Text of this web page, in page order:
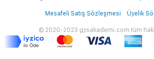
© 2020-2023 gysakademi.com tüm
Mesafeli Satış Sözleşmesi Üyelik